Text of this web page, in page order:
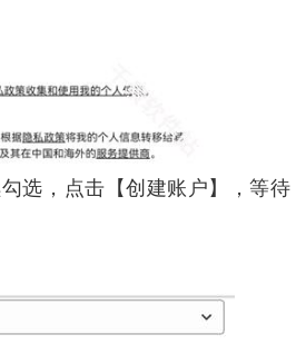
选，点击【创建账户】，等待